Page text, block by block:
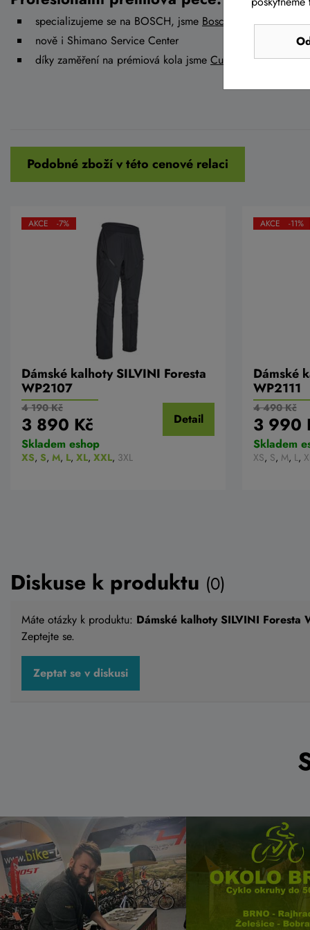
specializujeme se na BOSCH, jsme Bosch eBIKE Service
nově i Shimano Service Center
díky zaměření na prémiová kola jsme Cube Premium
Podobné zboží v této cenové relaci
Dámské kalhoty SILVINI Foresta
WP2107
AKCE -7%
4 190 Kč
3 890 Kč
Skladem eshop
XS, S, M, L, XL, XXL, 3XL
Detail
Dámské
WP2111
AKCE -11%
4 490 Kč
3 990
Skladem
XS, S, M, L,
Diskuse k produktu (0)
Máte otázky k produktu: Dámské kalhoty SILVINI Foresta
Zeptejte se.
Zeptat se v diskusi